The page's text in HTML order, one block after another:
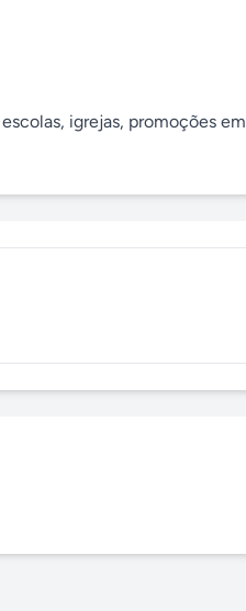
igrejas, promoções em